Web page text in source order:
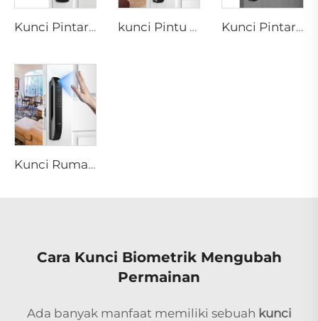
Kunci Pintar Digital Sidik Jari dengan Tuas Rim Pin Kartu Tenon E3 kunci Pintu Rumah dengan Pengenalan 3D Face Sidik Jari Tenon A6 Pro Kunci Pintar ID Fingerprint Otomatis dengan Kamera Tuya Wifi Tenon A9 Pro
Kunci Rumah Pintar dengan Fungsi Biometrik Kata Sandi Sidik Jari Tenon A6 Pro
Cara Kunci Biometrik Mengubah
Permainan
Ada banyak manfaat memiliki sebuah kunci